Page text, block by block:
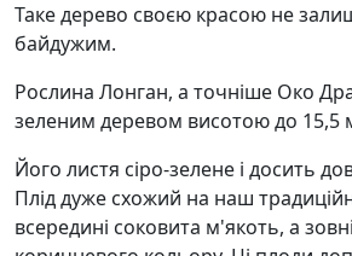
Таке дерево своєю красою не
байдужим.
Рослина Лонган, а точніше Око
зеленим деревом висотою до 15,5
Його листя сіро-зелене і досить
Плід дуже схожий на наш
всередині соковита м'якоть, а